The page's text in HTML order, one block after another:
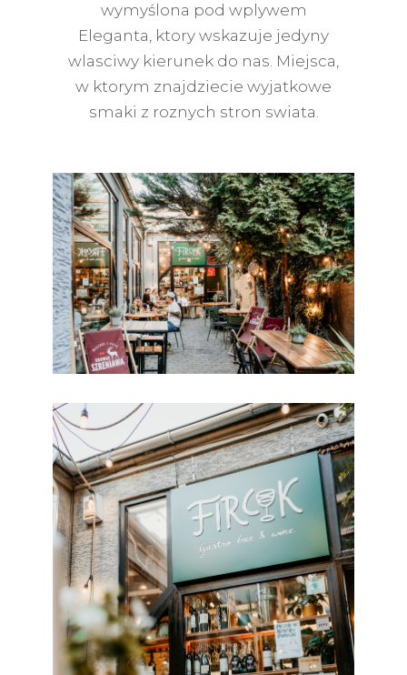
wymyślona pod wplywem
Eleganta, ktory wskazuje jedyny
wlasciwy kierunek do nas. Miejsca,
w ktorym znajdziecie wyjatkowe
smaki z roznych stron swiata.